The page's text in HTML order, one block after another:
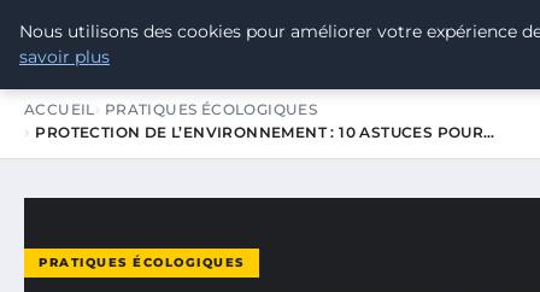
TOUR DE FRANCE POUR LE
ACCUEIL
PRATIQUES ÉCOLOGIQUES
PROTECTION DE L’ENVIRONNEMENT : 10 ASTUCES POUR…
PRATIQUES ÉCOLOGIQUES
Nous utilisons des cookies pour améliorer votre expérience
savoir plus